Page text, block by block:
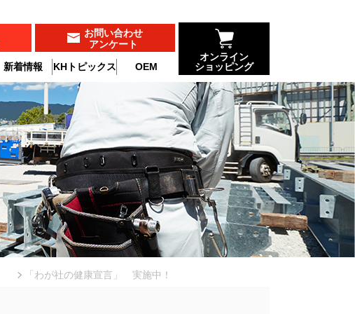
お問い合わせ
アンケート
新着情報 KHトピックス OEM
オンライン
ショッピング
「わが社の健康宣言」 実施中！